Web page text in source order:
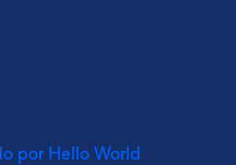
por Hello World